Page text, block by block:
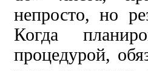
непросто, но
Когда
процедурой,